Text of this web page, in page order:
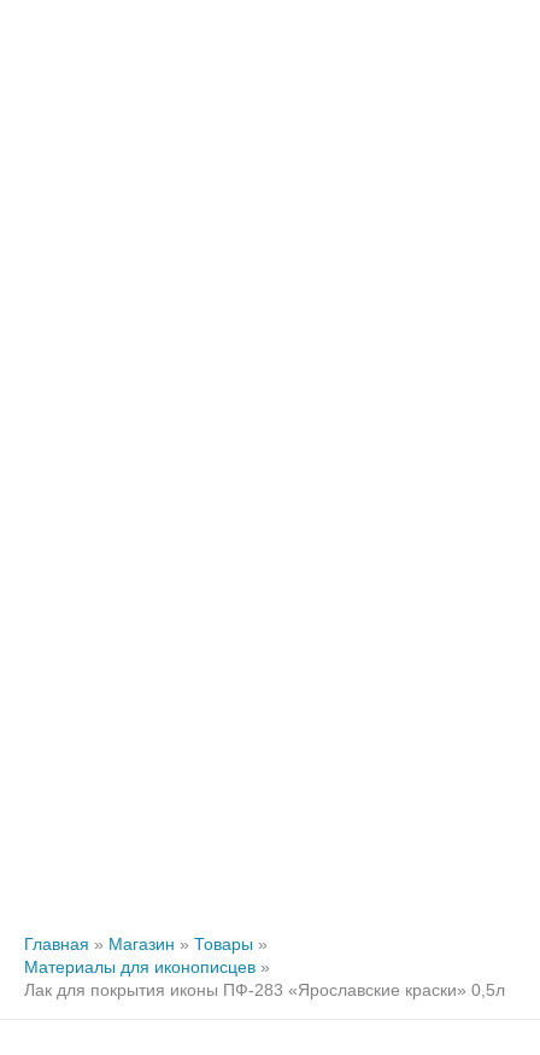
Главная Магазин
Товары
Материалы для иконописцев
Лак для покрытия иконы ПФ-283 «Ярославские краски» 0,5л